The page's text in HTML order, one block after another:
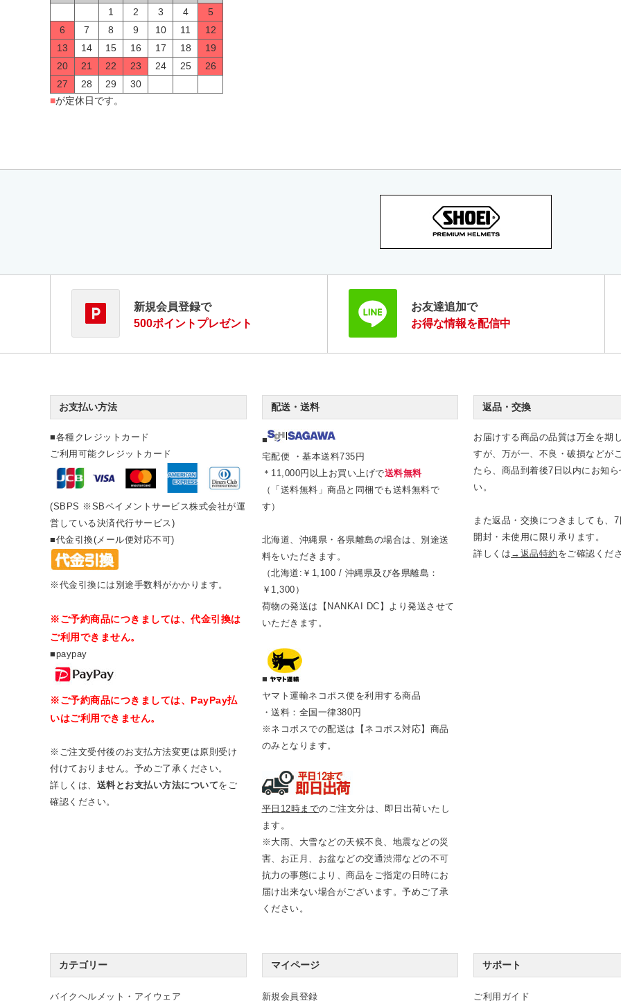
1
2 3 4
5
6
7 8 9 10 11
12
13
14 15 16 17 18
19
20
21 22 23 24 25
26
27
28 29
30
■が定休日です。
新規会員登録で
500ポイントプレゼント
お友達追加で
お得な情報を配信中
お支払い方法
■各種クレジットカード
ご利用可能クレジットカード
(SBPS ※SBペイメントサービス株式会社が運
営している決済代行サービス)
■代金引換(メール便対応不可)
※代金引換には別途手数料がかかります。
※ご予約商品につきましては、代金引換は
ご利用できません。
■paypay
※ご予約商品につきましては、PayPay払
いはご利用できません。
※ご注文受付後のお支払方法変更は原則受け
付けておりません。予めご了承ください。
詳しくは、 送料とお支払い方法についてをご
確認ください。
配送・送料
■
宅配便 ・基本送料735円
＊11,000円以上お買い上げで送料無料
（「送料無料」商品と同梱でも送料無料で
す）
北海道、沖縄県・各県離島の場合は、別途送
料をいただきます。
（北海道:￥1,100 / 沖縄県及び各県離島：
￥1,300）
荷物の発送は【NANKAI DC】より発送させて
いただきます。
■
ヤマト運輸ネコポス便を利用する商品
・送料：全国一律380円
※ネコポスでの配送は【ネコポス対応】商品
のみとなります。
平日12時までのご注文分は、即日出荷いたし
ます。
※大雨、大雪などの天候不良、地震などの災
害、お正月、お盆などの交通渋滞などの不可
抗力の事態により、商品をご指定の日時にお
届け出来ない場合がございます。予めご了承
ください。
返品・交換
お届けする商品の品質は万全を期
すが、万が一、不良・破損などが
たら、商品到着後7日以内にお知ら
い。
また返品・交換につきましても、
開封・未使用に限り承ります。
詳しくは →返品特約 をご確認くだ
カテゴリー
バイクヘルメット・アイウェア
マイページ
新規会員登録
サポート
ご利用ガイド